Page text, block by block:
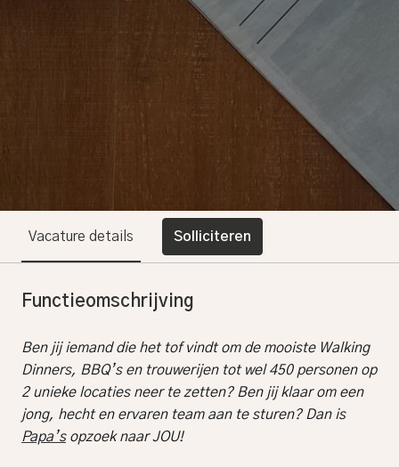
Vacature details Solliciteren
Functieomschrijving
Ben jij iemand die het tof vindt om de mooiste Walking
Dinners, BBQ’s en trouwerijen tot wel 450 personen op
2 unieke locaties neer te zetten? Ben jij klaar om een
jong, hecht en ervaren team aan te sturen? Dan is
Papa’sopzoek naar JOU!